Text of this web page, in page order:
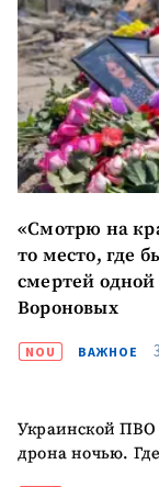
«Смотрю на
то место, где
смертей
Вороновых
NOU ВАЖНОЕ
Украинской ПВО
дрона ночью.